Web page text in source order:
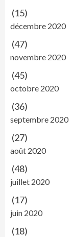
(15)
décembre 2020
(47)
novembre 2020
(45)
octobre 2020
(36)
septembre 2020
(27)
août 2020
(48)
juillet 2020
(17)
juin 2020
(18)